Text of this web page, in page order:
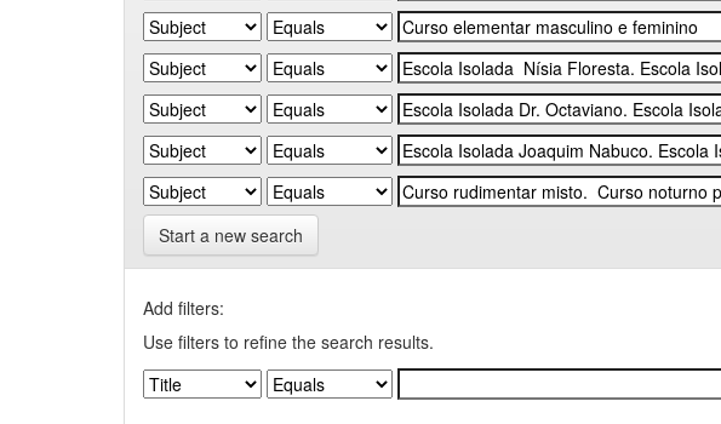
Start a new search
Add filters:
Use filters to refine the search results.